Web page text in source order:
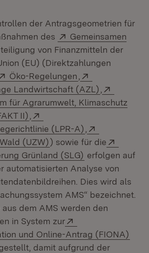
der Antragsgeometrien für
des
Extern:
Gemeinsamen
in neuem Fenster)
von Finanzmitteln der
(EU) (Direktzahlungen
Extern:
Öko-Regelungen (Öffnet in neuem
Landwirtschaft (AZL) (Öffnet in
für Agrarumwelt, Klimaschutz
II) (Öffnet in neuem Fenster)
(LPR-A) (Öffnet in
(UZW)(Öffnet in neuem
) sowie für die
Grünland (SLG) (Öffnet in
erfolgen auf
automatisierten Analyse von
Dies wird als
AMS“ bezeichnet.
dem AMS werden den
in System zur
und Online-Antrag (FIONA)
damit aufgrund der